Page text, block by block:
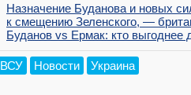
Назначение Буданова и новых
к смещению Зеленского, —
Буданов vs Ермак: кто
ВСУ Новости Украина